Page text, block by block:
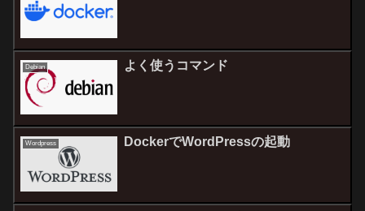
Debian よく使うコマンド
Wordpress DockerでWordPressの起動